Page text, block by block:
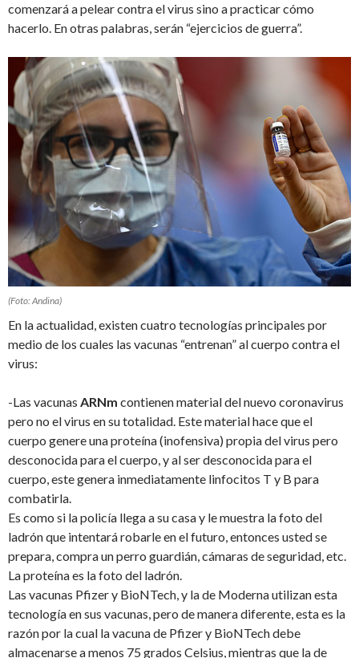
comenzará a pelear contra el virus sino a practicar cómo
hacerlo. En otras palabras, serán “ejercicios de guerra”.
(Foto: Andina)
En la actualidad, existen cuatro tecnologías principales por
medio de los cuales las vacunas “entrenan” al cuerpo contra el
virus:
-Las vacunas ARNm contienen material del nuevo coronavirus
pero no el virus en su totalidad. Este material hace que el
cuerpo genere una proteína (inofensiva) propia del virus pero
desconocida para el cuerpo, y al ser desconocida para el
cuerpo, este genera inmediatamente linfocitos T y B para
combatirla.
Es como si la policía llega a su casa y le muestra la foto del
ladrón que intentará robarle en el futuro, entonces usted se
prepara, compra un perro guardián, cámaras de seguridad, etc.
La proteína es la foto del ladrón.
Las vacunas Pfizer y BioNTech, y la de Moderna utilizan esta
tecnología en sus vacunas, pero de manera diferente, esta es la
razón por la cual la vacuna de Pfizer y BioNTech debe
almacenarse a menos 75 grados Celsius, mientras que la de